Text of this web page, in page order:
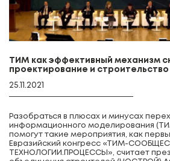
ТИМ как эффективный механизм
проектирование и строительство
25.11.2021
Разобраться в плюсах и минусах
информационного моделирования
помогут такие мероприятия, как
Евразийский конгресс «ТИМ-
ТЕХНОЛОГИИ.ПРОЦЕССЫ», считает